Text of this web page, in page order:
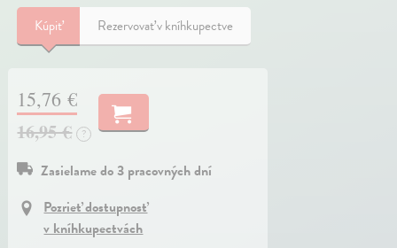
Kúpiť Rezervovať v kníhkupectve
15,76 €
16,95 €
?
Zasielame do 3 pracovných dní
Pozrieť dostupnosť
v kníhkupectvách